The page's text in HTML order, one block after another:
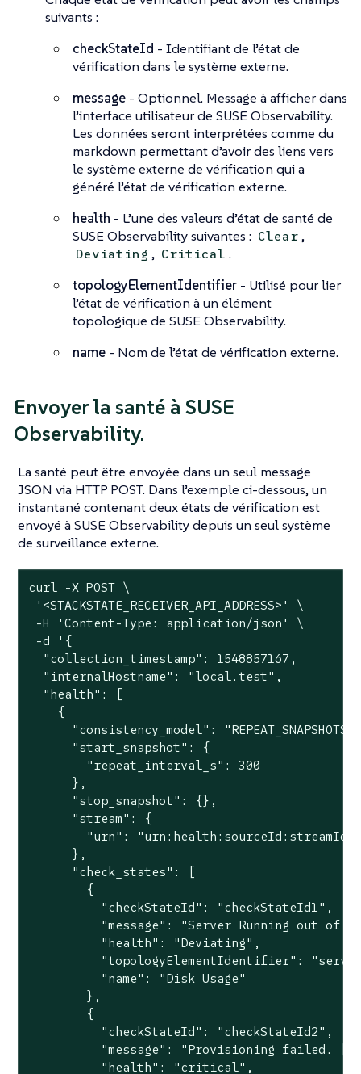
suivants :
checkStateId - Identifiant de l’état de
vérification dans le système externe.
message - Optionnel. Message à afficher dans
l’interface utilisateur de SUSE Observability.
Les données seront interprétées comme du
markdown permettant d’avoir des liens vers
le système externe de vérification qui a
généré l’état de vérification externe.
health - L’une des valeurs d’état de santé de
SUSE Observability suivantes : Clear,
Deviating , Critical .
topologyElementIdentifier - Utilisé pour lier
l’état de vérification à un élément
topologique de SUSE Observability.
name - Nom de l’état de vérification externe.
Envoyer la santé à SUSE
Observability.
La santé peut être envoyée dans un seul message
JSON via HTTP POST. Dans l’exemple ci-dessous, un
instantané contenant deux états de vérification est
envoyé à SUSE Observability depuis un seul système
de surveillance externe.
curl -X POST \
'<STACKSTATE_RECEIVER_API_ADDRESS>'
\
-H
'Content-Type: application/json'
\
-d
'{
  "collection_timestamp": 1548857167,
  "internalHostname": "local.test",
  "health": [
    {
      "consistency_model": "REPEAT_SNAPSHOTS",
      "start_snapshot": {
        "repeat_interval_s": 300
      },
      "stop_snapshot": {},
      "stream": {
        "urn": "urn:health:sourceId:streamId"
      },
      "check_states": [
        {
          "checkStateId": "checkStateId1",
"message": "Server Running out of
          "health": "Deviating",
"topologyElementIdentifier":
          "name": "Disk Usage"
        },
        {
          "checkStateId": "checkStateId2",
"message": "Provisioning failed.
          "health": "critical",